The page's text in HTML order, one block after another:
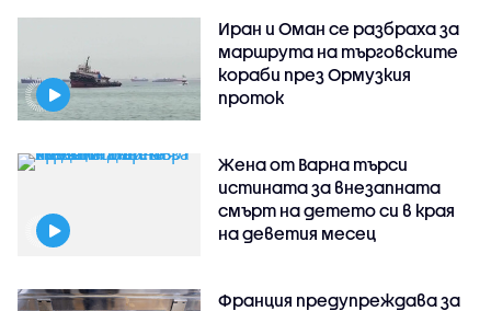
Иран и Оман се разбраха за
маршрута на търговските
кораби през Ормузкия
проток
Жена от Варна търси
истината за внезапната
смърт на детето си в края
на деветия месец
Франция предупреждава за